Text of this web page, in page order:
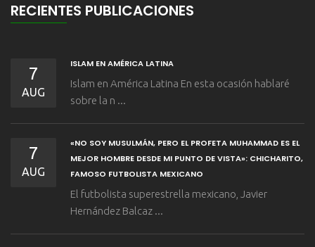
RECIENTES PUBLICACIONES
7
AUG
ISLAM EN AMÉRICA LATINA
Islam en América Latina En esta ocasión hablaré
sobre la n ...
7
AUG
«NO SOY MUSULMÁN, PERO EL PROFETA MUHAMMAD ES EL
MEJOR HOMBRE DESDE MI PUNTO DE VISTA»: CHICHARITO,
FAMOSO FUTBOLISTA MEXICANO
El futbolista superestrella mexicano, Javier
Hernández Balcaz ...